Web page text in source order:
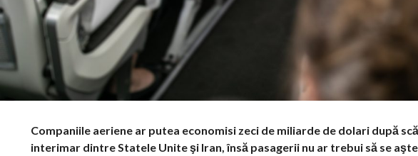
Companiile aeriene ar putea economisi zeci de miliarde de dolari după
interimar dintre Statele Unite şi Iran, însă pasagerii nu ar trebui să se